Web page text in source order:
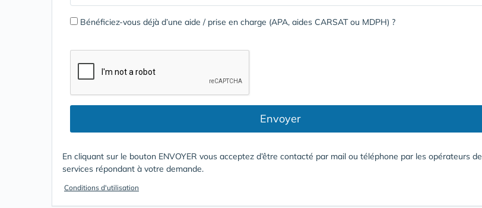
Bénéficiez-vous déjà d’une aide / prise en charge (APA, aides CARSAT ou MDPH) ?
Envoyer
En cliquant sur le bouton ENVOYER vous acceptez d’être contacté par mail ou téléphone par les opérateurs de
services répondant à votre demande.
Conditions d'utilisation